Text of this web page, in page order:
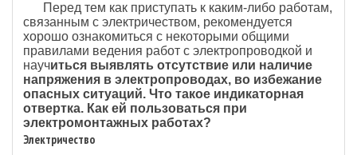
Перед тем как приступать к каким-либо работам,
связанным с электричеством, рекомендуется
хорошо ознакомиться с некоторыми общими
правилами ведения работ с электропроводкой и
научиться выявлять отсутствие или наличие
напряжения в электропроводах, во избежание
опасных ситуаций. Что такое индикаторная
отвертка. Как ей пользоваться при
электромонтажных работах?
Электричество